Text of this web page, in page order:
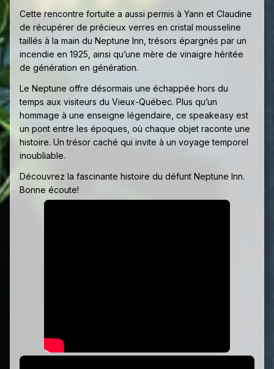
Cette rencontre fortuite a aussi permis à Yann et Claudine
de récupérer de précieux verres en cristal mousseline
taillés à la main du Neptune Inn, trésors épargnés par un
incendie en 1925, ainsi qu’une mère de vinaigre héritée
de génération en génération.
Le Neptune offre désormais une échappée hors du
temps aux visiteurs du Vieux-Québec. Plus qu’un
hommage à une enseigne légendaire, ce speakeasy est
un pont entre les époques, où chaque objet raconte une
histoire. Un trésor caché qui invite à un voyage temporel
inoubliable.
Découvrez la fascinante histoire du défunt Neptune Inn.
Bonne écoute!